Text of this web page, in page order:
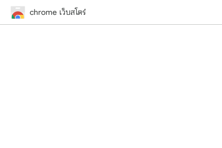
chrome เว็บสโตร์